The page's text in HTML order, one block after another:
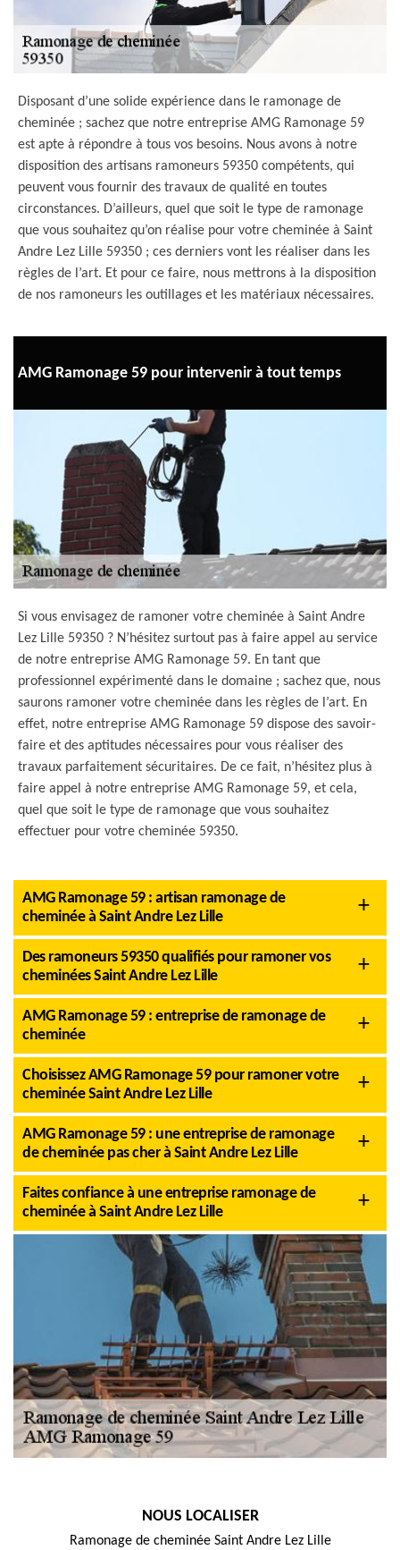
Disposant d’une solide expérience dans le ramonage de
cheminée ; sachez que notre entreprise AMG Ramonage 59
est apte à répondre à tous vos besoins. Nous avons à notre
disposition des artisans ramoneurs 59350 compétents, qui
peuvent vous fournir des travaux de qualité en toutes
circonstances. D’ailleurs, quel que soit le type de ramonage
que vous souhaitez qu’on réalise pour votre cheminée à Saint
Andre Lez Lille 59350 ; ces derniers vont les réaliser dans les
règles de l’art. Et pour ce faire, nous mettrons à la disposition
de nos ramoneurs les outillages et les matériaux nécessaires.
AMG Ramonage 59 pour intervenir à tout temps
Si vous envisagez de ramoner votre cheminée à Saint Andre
Lez Lille 59350 ? N’hésitez surtout pas à faire appel au service
de notre entreprise AMG Ramonage 59. En tant que
professionnel expérimenté dans le domaine ; sachez que, nous
saurons ramoner votre cheminée dans les règles de l’art. En
effet, notre entreprise AMG Ramonage 59 dispose des savoir-
faire et des aptitudes nécessaires pour vous réaliser des
travaux parfaitement sécuritaires. De ce fait, n’hésitez plus à
faire appel à notre entreprise AMG Ramonage 59, et cela,
quel que soit le type de ramonage que vous souhaitez
effectuer pour votre cheminée 59350.
AMG Ramonage 59 : artisan ramonage de
cheminée à Saint Andre Lez Lille
Des ramoneurs 59350 qualifiés pour ramoner vos
cheminées Saint Andre Lez Lille
AMG Ramonage 59 : entreprise de ramonage de
cheminée
Choisissez AMG Ramonage 59 pour ramoner votre
cheminée Saint Andre Lez Lille
AMG Ramonage 59 : une entreprise de ramonage
de cheminée pas cher à Saint Andre Lez Lille
Faites confiance à une entreprise ramonage de
cheminée à Saint Andre Lez Lille
NOUS LOCALISER
Ramonage de cheminée Saint Andre Lez Lille